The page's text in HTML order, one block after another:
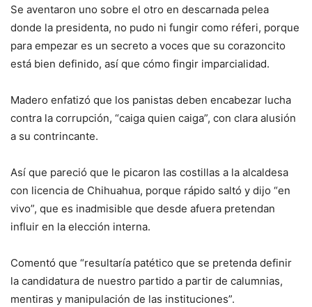
Se aventaron uno sobre el otro en descarnada pelea
donde la presidenta, no pudo ni fungir como réferi, porque
para empezar es un secreto a voces que su corazoncito
está bien definido, así que cómo fingir imparcialidad.
Madero enfatizó que los panistas deben encabezar lucha
contra la corrupción, “caiga quien caiga”, con clara alusión
a su contrincante.
Así que pareció que le picaron las costillas a la alcaldesa
con licencia de Chihuahua, porque rápido saltó y dijo “en
vivo”, que es inadmisible que desde afuera pretendan
influir en la elección interna.
Comentó que “resultaría patético que se pretenda definir
la candidatura de nuestro partido a partir de calumnias,
mentiras y manipulación de las instituciones”.